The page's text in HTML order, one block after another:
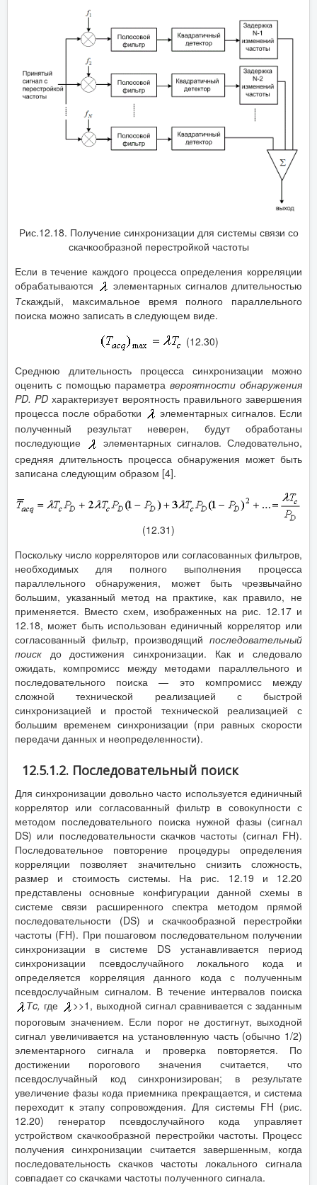
Рис.12.18. Получение синхронизации для системы связи со
скачкообразной перестройкой частоты
Если в течение каждого процесса определения корреляции
обрабатываются
элементарных сигналов длительностью
Тскаждый, максимальное время полного параллельного
поиска можно записать в следующем виде.
(12.30)
Среднюю длительность процесса синхронизации можно
оценить с помощью параметравероятности обнаружения
PD.PD характеризует вероятность правильного завершения
процесса после обработки
элементарных сигналов. Если
полученный результат неверен, будут обработаны
последующие
элементарных сигналов. Следовательно,
средняя длительность процесса обнаружения может быть
записана следующим образом [4].
(12.31)
Поскольку число корреляторов или согласованных фильтров,
необходимых для полного выполнения процесса
параллельного обнаружения, может быть чрезвычайно
большим, указанный метод на практике, как правило, не
применяется. Вместо схем, изображенных на рис. 12.17 и
12.18, может быть использован единичный коррелятор или
согласованный фильтр, производящий последовательный
поиск до достижения синхронизации. Как и следовало
ожидать, компромисс между методами параллельного и
последовательного поиска — это компромисс между
сложной технической реализацией с быстрой
синхронизацией и простой технической реализацией с
большим временем синхронизации (при равных скорости
передачи данных и неопределенности).
12.5.1.2. Последовательный поиск
Для синхронизации довольно часто используется единичный
коррелятор или согласованный фильтр в совокупности с
методом последовательного поиска нужной фазы (сигнал
DS) или последовательности скачков частоты (сигнал FH).
Последовательное повторение процедуры определения
корреляции позволяет значительно снизить сложность,
размер и стоимость системы. На рис. 12.19 и 12.20
представлены основные конфигурации данной схемы в
системе связи расширенного спектра методом прямой
последовательности (DS) и скачкообразной перестройки
частоты (FH). При пошаговом последовательном получении
синхронизации в системе DS устанавливается период
синхронизации псевдослучайного локального кода и
определяется корреляция данного кода с полученным
псевдослучайным сигналом. В течение интервалов поиска
Тc, где
>>1, выходной сигнал сравнивается с заданным
пороговым значением. Если порог не достигнут, выходной
сигнал увеличивается на установленную часть (обычно 1/2)
элементарного сигнала и проверка повторяется. По
достижении порогового значения считается, что
псевдослучайный код синхронизирован; в результате
увеличение фазы кода приемника прекращается, и система
переходит к этапу сопровождения. Для системы FH (рис.
12.20) генератор псевдослучайного кода управляет
устройством скачкообразной перестройки частоты. Процесс
получения синхронизации считается завершенным, когда
последовательность скачков частоты локального сигнала
совпадает со скачками частоты полученного сигнала.